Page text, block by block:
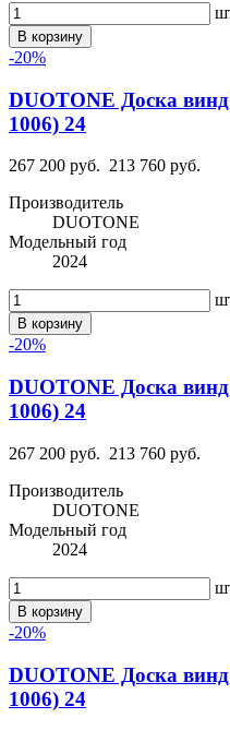
В корзину
-20%
DUOTONE Доска
1006) 24
267 200 руб. 213 760 руб.
Производитель
DUOTONE
Модельный год
2024
В корзину
-20%
DUOTONE Доска
1006) 24
267 200 руб. 213 760 руб.
Производитель
DUOTONE
Модельный год
2024
В корзину
-20%
DUOTONE Доска
1006) 24